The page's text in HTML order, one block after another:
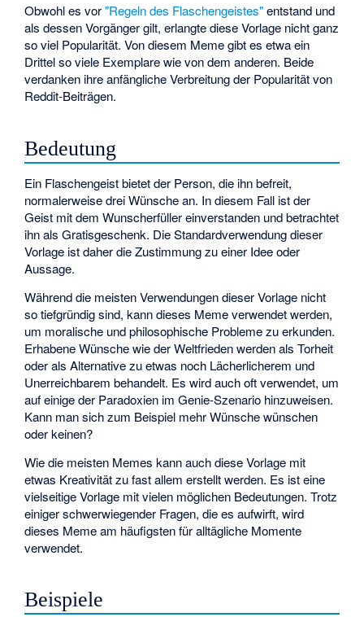
Obwohl es vor"Regeln des Flaschengeistes"entstand und
als dessen Vorgänger gilt, erlangte diese Vorlage nicht ganz
so viel Popularität. Von diesem Meme gibt es etwa ein
Drittel so viele Exemplare wie von dem anderen. Beide
verdanken ihre anfängliche Verbreitung der Popularität von
Reddit-Beiträgen.
Bedeutung
Ein Flaschengeist bietet der Person, die ihn befreit,
normalerweise drei Wünsche an. In diesem Fall ist der
Geist mit dem Wunscherfüller einverstanden und betrachtet
ihn als Gratisgeschenk. Die Standardverwendung dieser
Vorlage ist daher die Zustimmung zu einer Idee oder
Aussage.
Während die meisten Verwendungen dieser Vorlage nicht
so tiefgründig sind, kann dieses Meme verwendet werden,
um moralische und philosophische Probleme zu erkunden.
Erhabene Wünsche wie der Weltfrieden werden als Torheit
oder als Alternative zu etwas noch Lächerlicherem und
Unerreichbarem behandelt. Es wird auch oft verwendet, um
auf einige der Paradoxien im Genie-Szenario hinzuweisen.
Kann man sich zum Beispiel mehr Wünsche wünschen
oder keinen?
Wie die meisten Memes kann auch diese Vorlage mit
etwas Kreativität zu fast allem erstellt werden. Es ist eine
vielseitige Vorlage mit vielen möglichen Bedeutungen. Trotz
einiger schwerwiegender Fragen, die es aufwirft, wird
dieses Meme am häufigsten für alltägliche Momente
verwendet.
Beispiele